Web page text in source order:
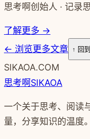
思考啊创始人 · 记录
了解更多 →
← 浏览更多文章 ↑ 回
SIKAOA.COM
思考啊SIKAOA
一个关于思考、阅读
量，分享知识的温度。